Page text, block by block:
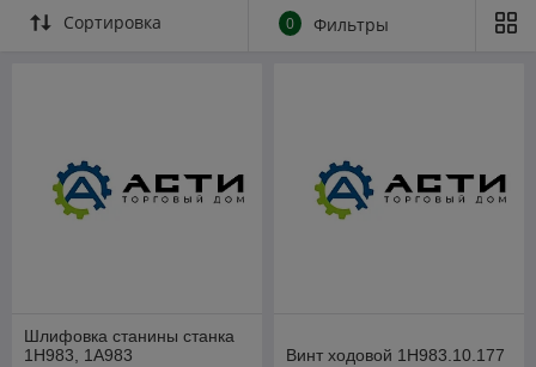
Сортировка 0 Фильтры
Шлифовка станины станка
1Н983, 1А983
Винт ходовой 1Н983.10.177